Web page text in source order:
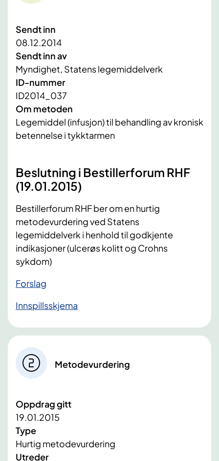
Sendt inn
08.12.2014
Sendt inn av
Myndighet, Statens legemiddelverk
ID-nummer
ID2014_037
Om metoden
Legemiddel (infusjon) til behandling av kronisk
betennelse i tykktarmen
Beslutning i Bestillerforum RHF
(19.01.2015)
​Bestillerforum RHF ber om en hurtig
metodevurdering ved Statens
legemiddelverk i henhold til godkjente
indikasjoner (ulcerøs kolitt og Crohns
sykdom)
Forslag
Innspillsskjema
Metodevurdering
Oppdrag gitt
19.01.2015
Type
Hurtig metodevurdering
Utreder